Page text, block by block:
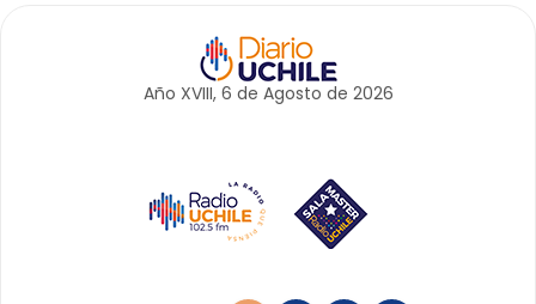
Año XVIII, 6 de Agosto de 2026